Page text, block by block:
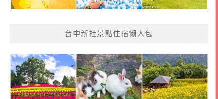
台中新社景點住宿懶人包